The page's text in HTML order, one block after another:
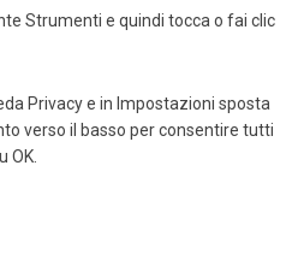
Strumenti e quindi tocca o fai clic
Privacy e in Impostazioni sposta
verso il basso per consentire tutti
OK.